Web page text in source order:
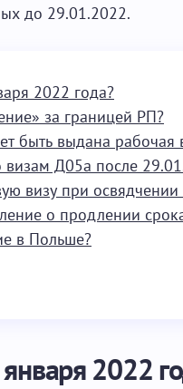
до 29.01.2022.
2022 года?
за границей РП?
быть выдана рабочая
визам Д05а после
визу при
о продлении
в Польше?
2022